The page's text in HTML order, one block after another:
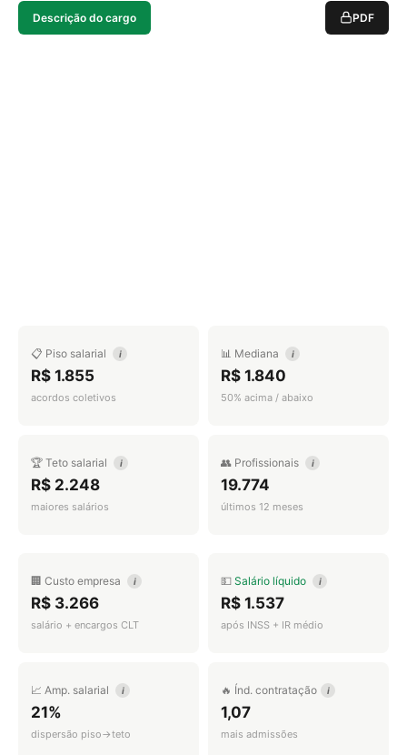
Descrição do cargo PDF
📋 Piso salarial i
R$ 1.855
acordos coletivos
📊 Mediana i
R$ 1.840
50% acima / abaixo
🏆 Teto salarial i
R$ 2.248
maiores salários
👥 Profissionais i
19.774
últimos 12 meses
🏢 Custo empresa i
R$ 3.266
salário + encargos CLT
💵 Salário líquido i
R$ 1.537
após INSS + IR médio
📈 Amp. salarial i
21%
dispersão piso→teto
🔥 Índ. contratação i
1,07
mais admissões